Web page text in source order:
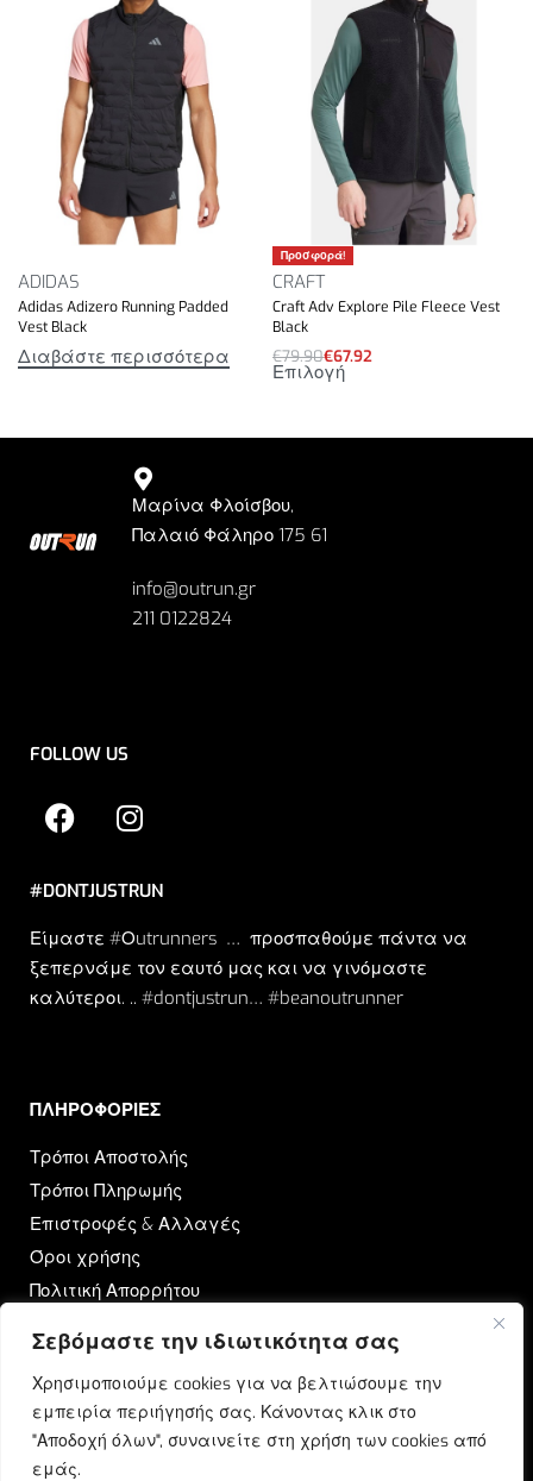
Σεβόμαστε την ιδιωτικότητα σας
Χρησιμοποιούμε cookies για να βελτιώσουμε την
εμπειρία περιήγησής σας. Κάνοντας κλικ στο
"Αποδοχή όλων", συναινείτε στη χρήση των cookies από
εμάς.
ADIDAS
Adidas Adizero Running Padded
Vest Black
Διαβάστε περισσότερα
Προσφορά!
CRAFT
Craft Adv Explore Pile Fleece Vest
Black
€79.90€67.92
Επιλογή
Μαρίνα Φλοίσβου,
Παλαιό Φάληρο 175 61
info@outrun.gr
211 0122824
FOLLOW US
#DONTJUSTRUN
Είμαστε #Οutrunners … προσπαθούμε πάντα να
ξεπερνάμε τον εαυτό μας και να γινόμαστε
καλύτεροι. .. #dontjustrun… #beanoutrunner
ΠΛΗΡΟΦΟΡΙΕΣ​
Τρόποι Αποστολής
Τρόποι Πληρωμής
Επιστροφές & Αλλαγές
Όροι χρήσης
Πολιτική Απορρήτου
OUTRUN
Ποιοι Είμαστε
Επικοινωνία
Blog